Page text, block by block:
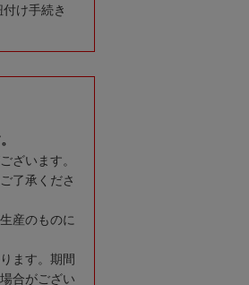
け手続き
ざいます。
了承くださ
産のものに
ます。期間
合がござい